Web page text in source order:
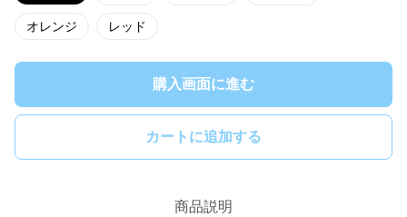
オレンジ レッド
購入画面に進む
カートに追加する
商品説明